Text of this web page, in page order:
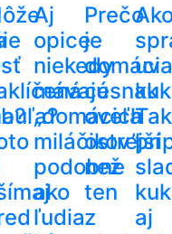
Aj
opice
niekedy
mávajú
„domácich
miláčikov”
podobne
ako
ľudia
Prečo
je
domáci
cesnak
oveľa
ostrejší
než
ten
z
aj